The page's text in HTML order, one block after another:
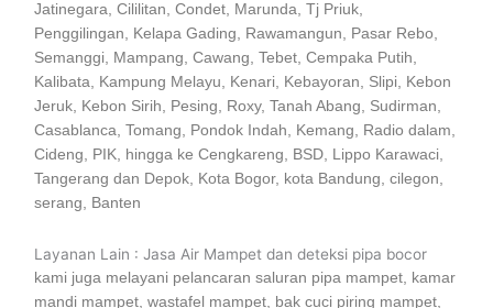
Jatinegara, Cililitan, Condet, Marunda, Tj Priuk,
Penggilingan, Kelapa Gading, Rawamangun, Pasar Rebo,
Semanggi, Mampang, Cawang, Tebet, Cempaka Putih,
Kalibata, Kampung Melayu, Kenari, Kebayoran, Slipi, Kebon
Jeruk, Kebon Sirih, Pesing, Roxy, Tanah Abang, Sudirman,
Casablanca, Tomang, Pondok Indah, Kemang, Radio dalam,
Cideng, PIK, hingga ke Cengkareng, BSD, Lippo Karawaci,
Tangerang dan Depok, Kota Bogor, kota Bandung, cilegon,
serang, Banten
Layanan Lain : Jasa Air Mampet dan deteksi pipa bocor
kami juga melayani pelancaran saluran pipa mampet, kamar
mandi mampet, wastafel mampet, bak cuci piring mampet,